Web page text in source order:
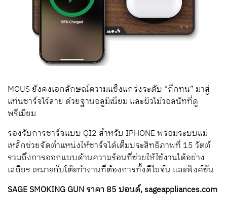
MOUS ยังคงเอกลักษณ์ความแข็งแกร่งระดับ “ถึกทน” มาสู่
แท่นชาร์จไร้สาย ด้วยฐานอลูมิเนียม และผิวไม้วอลนัทที่ดู
พรีเมียม
รองรับการชาร์จแบบ QI2 สำหรับ IPHONE พร้อมระบบแม่
เหล็กช่วยจัดตำแหน่งให้ชาร์จได้เต็มประสิทธิภาพที่ 15 วัตต์
รวมถึงการออกแบบด้านความร้อนที่ช่วยให้ใช้งานได้อย่าง
เสถียร เหมาะกับโต๊ะทำงานที่ต้องการทั้งดีไซจ์น และฟังค์ชัน
SAGE SMOKING GUN ราคา 85 ปอนด์, sageappliances.com